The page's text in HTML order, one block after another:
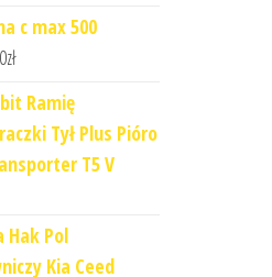
c max 500
zł
Ramię
Tył Plus Pióro
T5 V
Hak Pol
Kia Ceed